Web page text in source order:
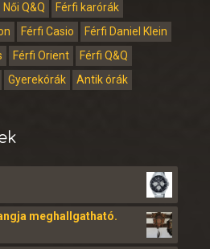
Női Q&Q
Férfi karórák
Férfi Casio
Férfi Daniel Klein
Férfi Orient
Férfi Q&Q
Gyerekórák Antik órák
meghallgatható.